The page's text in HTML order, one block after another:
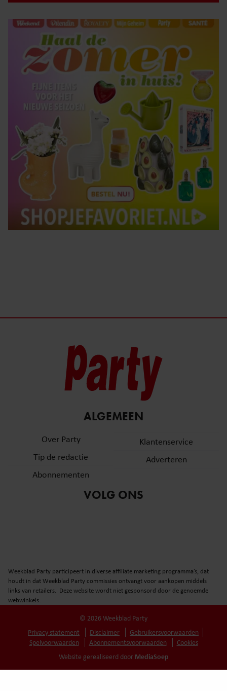
ALGEMEEN
Over Party
Tip de redactie
Abonnementen
Klantenservice
Adverteren
VOLG ONS
Weekblad Party participeert in diverse affiliate marketing programma’s, dat
houdt in dat Weekblad Party commissies ontvangt voor aankopen middels
links van retailers. Deze website wordt niet gesponsord door de genoemde
webwinkels.
© 2026 Weekblad Party
Privacy statement
Disclaimer
Gebruikersvoorwaarden
Spelvoorwaarden
Abonnementsvoorwaarden
Cookies
Website gerealiseerd door MediaSoep